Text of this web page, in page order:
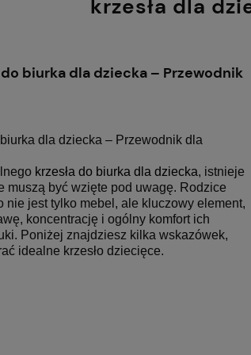
krzesła dla
do biurka dla dziecka – Przewodnik
biurka dla dziecka – Przewodnik dla
krzesła do biurka dla dziecka, istnieje
muszą być wzięte pod uwagę. Rodzice
nie jest tylko mebel, ale kluczowy element,
koncentrację i ogólny komfort ich
Poniżej znajdziesz kilka wskazówek,
idealne krzesło dziecięce.